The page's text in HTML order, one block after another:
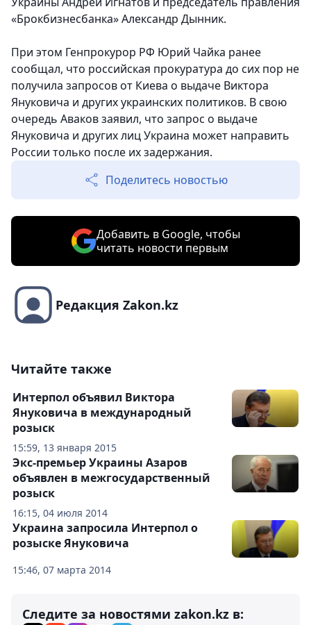
«Брокбизнесбанка» Александр Дынник.
При этом Генпрокурор РФ Юрий Чайка ранее
сообщал, что российская прокуратура до сих пор не
получила запросов от Киева о выдаче Виктора
Януковича и других украинских политиков. В свою
очередь Аваков заявил, что запрос о выдаче
Януковича и других лиц Украина может направить
России только после их задержания.
Поделитесь новостью
Добавить в Google, чтобы
читать новости первым
Редакция Zakon.kz
Читайте также
15:59, 13 января 2015
Интерпол объявил Виктора
Януковича в международный
розыск
16:15, 04 июля 2014
Экс-премьер Украины Азаров
объявлен в межгосударственный
розыск
15:46, 07 марта 2014
Украина запросила Интерпол о
розыске Януковича
Следите за новостями zakon.kz в: